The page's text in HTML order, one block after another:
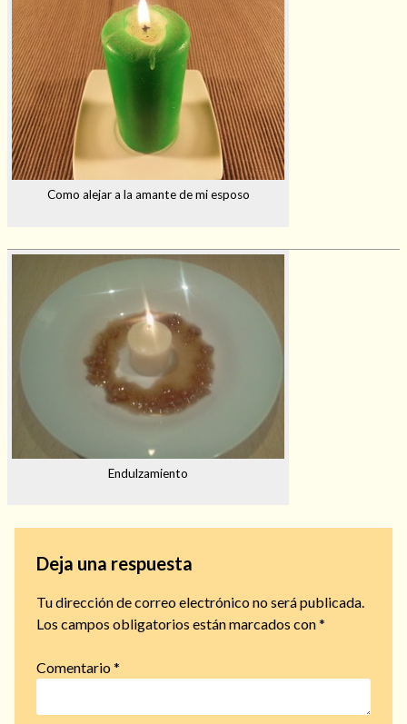
Como alejar a la amante de mi esposo
Endulzamiento
Deja una respuesta
Tu dirección de correo electrónico no será publicada.
Los campos obligatorios están marcados con*
Comentario*